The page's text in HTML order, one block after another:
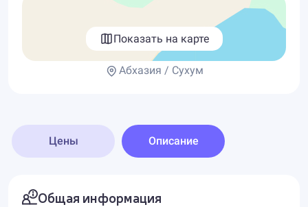
Показать на карте
Абхазия / Сухум
Цены Описание
Общая информация